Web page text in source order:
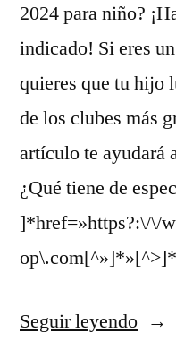
2024 para niño?
indicado! Si eres
quieres que tu hijo
de los clubes más
artículo te ayudará
¿Qué tiene de
]*href=»https?:\/\/
Seguir leyendo